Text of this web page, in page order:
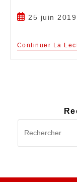
25 juin 2019
Continuer La